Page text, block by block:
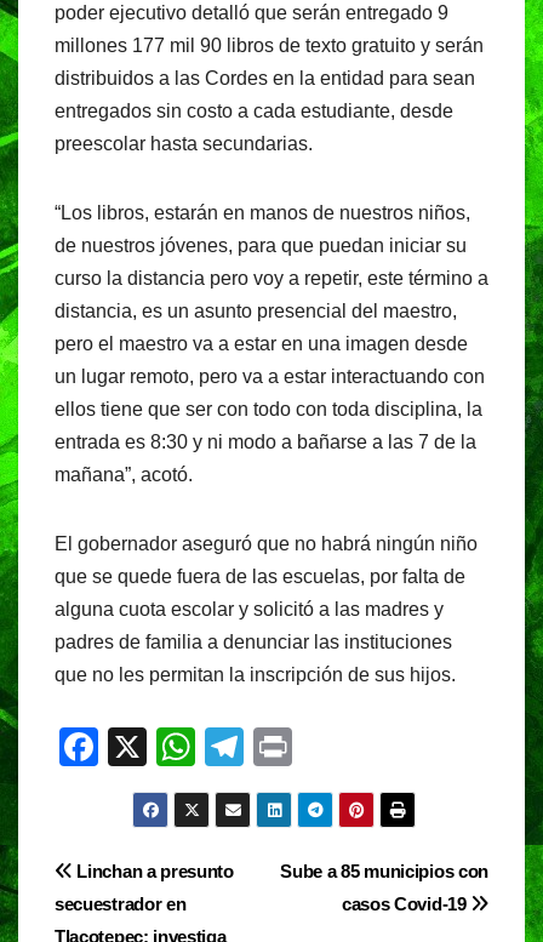
poder ejecutivo detalló que serán entregado 9
millones 177 mil 90 libros de texto gratuito y serán
distribuidos a las Cordes en la entidad para sean
entregados sin costo a cada estudiante, desde
preescolar hasta secundarias.
“Los libros, estarán en manos de nuestros niños,
de nuestros jóvenes, para que puedan iniciar su
curso la distancia pero voy a repetir, este término a
distancia, es un asunto presencial del maestro,
pero el maestro va a estar en una imagen desde
un lugar remoto, pero va a estar interactuando con
ellos tiene que ser con todo con toda disciplina, la
entrada es 8:30 y ni modo a bañarse a las 7 de la
mañana”, acotó.
El gobernador aseguró que no habrá ningún niño
que se quede fuera de las escuelas, por falta de
alguna cuota escolar y solicitó a las madres y
padres de familia a denunciar las instituciones
que no les permitan la inscripción de sus hijos.
F
e
b
X
W
h
at
s
T
el
e
in
t
Navegación
de
Sube a 85 municipios con
casos Covid-19
Linchan a presunto
secuestrador en
Tlacotepec; investiga